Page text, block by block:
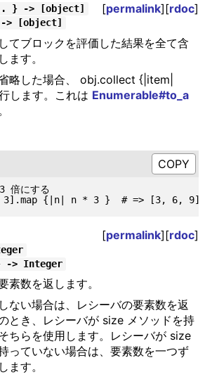
} -> [object] [permalink][rdoc]
[object]
てブロックを評価した結果を全て含
ます。
略した場合、 obj.collect {|item|
します。これは Enumerable#to_a
倍にする
[permalink][rdoc]
> Integer
素数を返します。
ない場合は、レシーバの要素数を返
とき、レシーバが size メソッドを持
ちらを使用します。レシーバが size
っていない場合は、要素数を一つず
ます。